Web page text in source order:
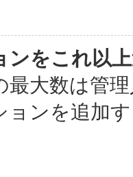
ンをこれ以
最大数は管
ョンを追加